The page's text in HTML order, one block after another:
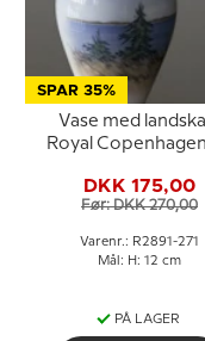
SPAR 35%
Vase med
Royal
DKK 175,00
Før: DKK 270,00
Varenr.: R2891-271
Mål: H: 12 cm
PÅ LAGER